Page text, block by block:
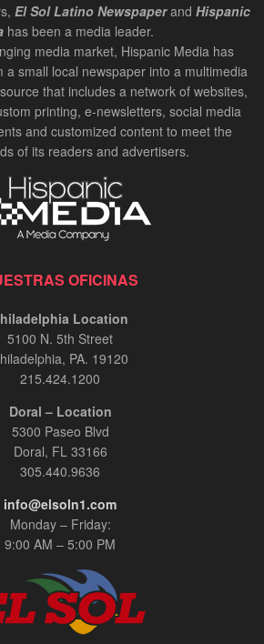
El Sol Latino Newspaperand Hispanic
has been a media leader.
media market, Hispanic Media has
a small local newspaper into a multimedia
that includes a network of websites,
printing, e-newsletters, social media
and customized content to meet the
of its readers and advertisers.
OFICINAS
Location
5100 N. 5th Street
PA. 19120
215.424.1200
Doral – Location
5300 Paseo Blvd
Doral, FL 33166
305.440.9636
info@elsoln1.com
Monday – Friday:
9:00 AM – 5:00 PM